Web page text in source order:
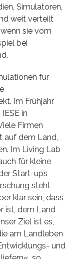
Simulatoren,
weit verteilt
sie vom
bei
für
Im Frühjahr
in
Firmen
auf dem Land,
Im Living Lab
für kleine
Start-ups
steht
klar sein, dass
ist, dem Land
Ziel ist es,
am Landleben
und